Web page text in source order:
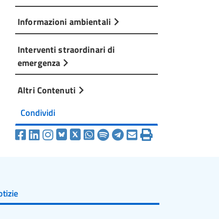
Informazioni ambientali
Interventi straordinari di
emergenza
Altri Contenuti
Condividi